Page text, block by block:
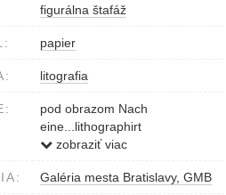
figurálna štafáž
papier
litografia
pod obrazom Nach
eine...lithographirt
v.A.Strassgschwandtner
Druck... Vervielfältigung...
zobraziť viac
Galéria mesta Bratislavy, GMB